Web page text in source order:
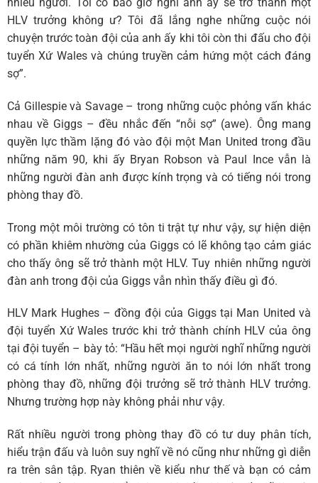
HLV trưởng không ư? Tôi đã lắng nghe những cuộc nói
chuyện trước toàn đội của anh ấy khi tôi còn thi đấu cho đội
tuyển Xứ Wales và chúng truyền cảm hứng một cách đáng
sợ”.
Cả Gillespie và Savage – trong những cuộc phỏng vấn khác
nhau về Giggs – đều nhắc đến “nỗi sợ” (awe). Ông mang
quyền lực thầm lặng đó vào đội một Man United trong đầu
những năm 90, khi ấy Bryan Robson và Paul Ince vẫn là
những người đàn anh được kính trọng và có tiếng nói trong
phòng thay đồ.
Trong một môi trường có tôn ti trật tự như vậy, sự hiện diện
có phần khiêm nhường của Giggs có lẽ không tạo cảm giác
cho thấy ông sẽ trở thành một HLV. Tuy nhiên những người
đàn anh trong đội của Giggs vẫn nhìn thấy điều gì đó.
HLV Mark Hughes – đồng đội của Giggs tại Man United và
đội tuyển Xứ Wales trước khi trở thành chính HLV của ông
tại đội tuyển – bày tỏ: “Hầu hết mọi người nghĩ những người
có cá tính lớn nhất, những người ăn to nói lớn nhất trong
phòng thay đồ, những đội trưởng sẽ trở thành HLV trưởng.
Nhưng trường hợp này không phải như vậy.
Rất nhiều người trong phòng thay đồ có tư duy phân tích,
hiểu trận đấu và luôn suy nghĩ về nó cũng như những gì diễn
ra trên sân tập. Ryan thiên về kiểu như thế và bạn có cảm